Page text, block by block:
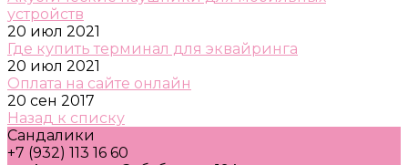
устройств
20 июл 2021
Где купить терминал для эквайринга
20 июл 2021
Оплата на сайте онлайн
20 сен 2017
Назад к списку
Сандалики
+7 (932) 113 16 60